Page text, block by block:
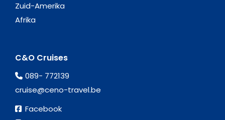
Zuid-Amerika
Afrika
C&O Cruises
089- 772139
cruise@ceno-travel.be
Facebook